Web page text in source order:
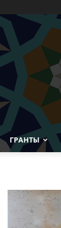
ГРАНТЫ